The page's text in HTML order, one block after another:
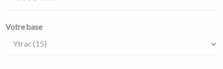
Votre base